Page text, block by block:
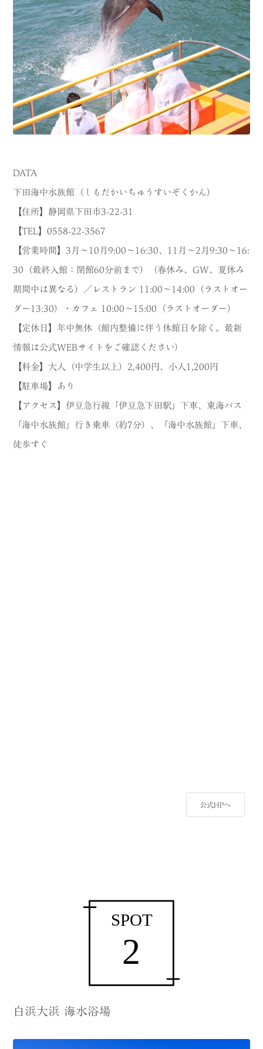
DATA
下田海中水族館（しもだかいちゅうすいぞくかん）
【住所】静岡県下田市3-22-31
【TEL】0558-22-3567
【営業時間】3月～10月9:00〜16:30、11月～2月9:30～16:
30（最終入館：閉館60分前まで）（春休み、GW、夏休み
期間中は異なる）／レストラン 11:00～14:00（ラストオー
ダー13:30）・カフェ 10:00～15:00（ラストオーダー）
【定休日】年中無休（館内整備に伴う休館日を除く。最新
情報は公式WEBサイトをご確認ください）
【料金】大人（中学生以上）2,400円、小人1,200円
【駐車場】あり
【アクセス】伊豆急行線「伊豆急下田駅」下車、東海バス
「海中水族館」行き乗車（約7分）、「海中水族館」下車、
徒歩すぐ
公式HPへ
白浜大浜 海水浴場